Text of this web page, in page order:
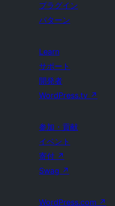
プラグイン
パターン
Learn
サポート
開発者
WordPress.tv ↗
参加・貢献
イベント
寄付 ↗
Swag ↗
WordPress.com ↗